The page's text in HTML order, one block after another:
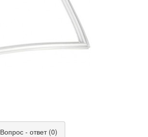
Вопрос - ответ (0)